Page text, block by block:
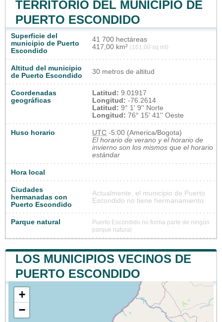
TERRITORIO DEL MUNICIPIO DE
PUERTO ESCONDIDO
Superficie del
municipio de Puerto
Escondido
41 700 hectáreas
417,00 km² (161,00 sq mi)
Altitud del municipio
de Puerto Escondido
30 metros de altitud
Coordenadas
geográficas
Latitud: 9.01917
Longitud: -76.2614
Latitud: 9° 1' 9'' Norte
Longitud: 76° 15' 41'' Oeste
Huso horario UTC -5:00 (America/Bogota)
El horario de verano y el horario de
invierno son los mismos que el horario
estándar
Hora local
Ciudades
hermanadas con
Puerto Escondido
Actualmente, el municipio de Puerto
Escondido no tiene hermanamiento
Parque natural
Puerto Escondido no forma parte de ningún
parque natural
LOS MUNICIPIOS VECINOS DE
PUERTO ESCONDIDO
+
−